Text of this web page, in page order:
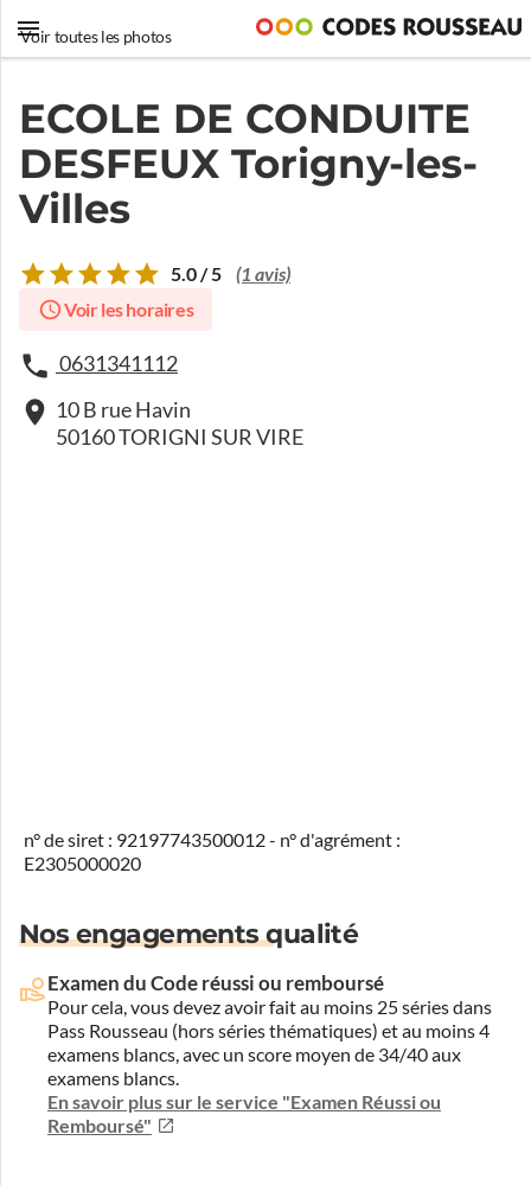
Voir toutes les photos
ECOLE DE CONDUITE
DESFEUX Torigny-les-
Villes
5.0 / 5 (1 avis)
Voir les horaires
0631341112
10 B rue Havin
50160 TORIGNI SUR VIRE
n° de siret : 92197743500012 - n° d'agrément :
E2305000020
Nos engagements qualité
Examen du Code réussi ou remboursé
Pour cela, vous devez avoir fait au moins 25 séries dans
Pass Rousseau (hors séries thématiques) et au moins 4
examens blancs, avec un score moyen de 34/40 aux
examens blancs.
En savoir plus sur le service "Examen Réussi ou
Remboursé"